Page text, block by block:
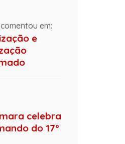
em:
e
celebra
do 17º